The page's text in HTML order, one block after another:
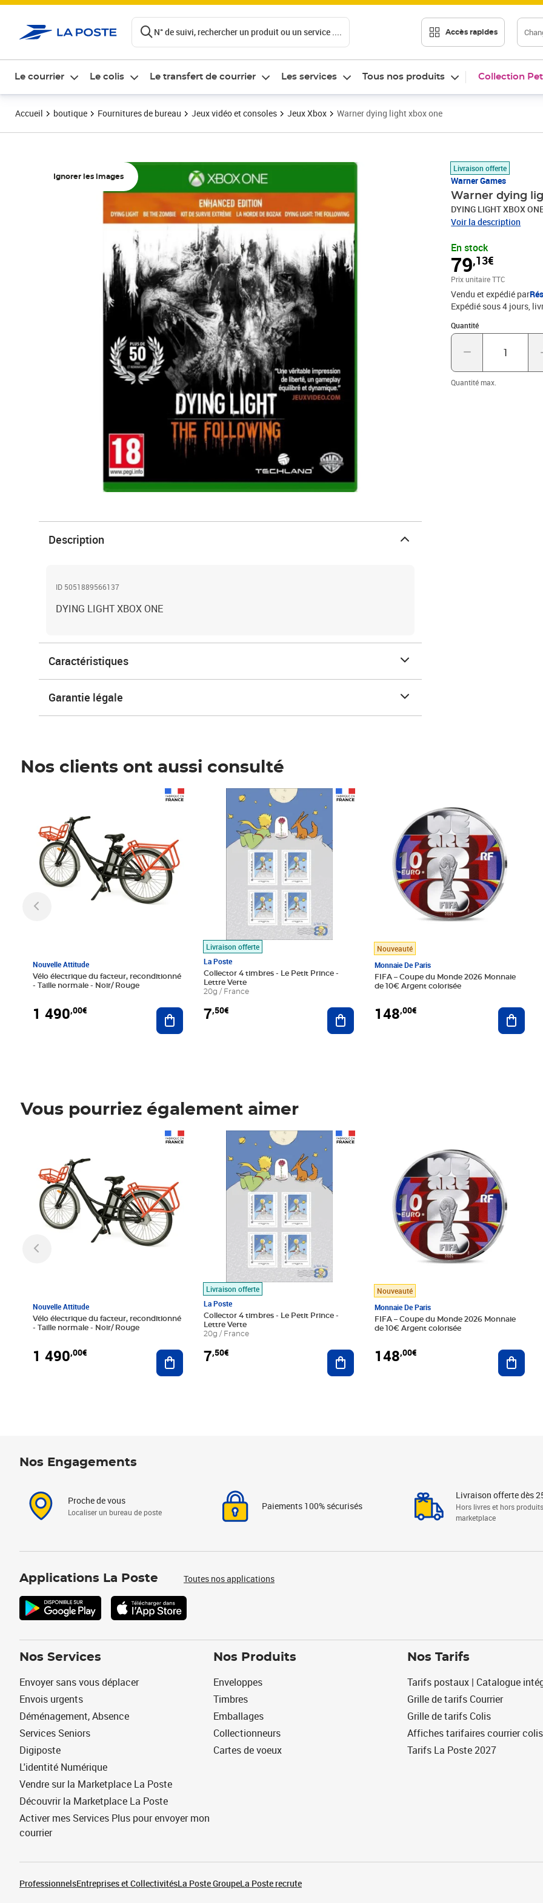
N° de suivi, rechercher un produit ou un service .... Accès rapides
Le courrier Le colis Le transfert de courrier Les services Tous nos produits Collection
Accueil boutique Fournitures de bureau Jeux vidéo et consoles Jeux Xbox Warner dying light xbox one
Ignorer les images
Livraison offerte
Warner Games
Warner dying
DYING LIGHT XBOX
Voir la description
En stock
79,13€
Prix 79,13€
Prix unitaire TTC
Vendu et expédié par
Expédié sous 4 jours
Quantité
Quantité : 1
Quantité max.
Description
ID 5051889566137
DYING LIGHT XBOX ONE
Caractéristiques
Garantie légale
Nos clients ont aussi consulté
Nouvelle Attitude
Vélo électrique du facteur, reconditionné
- Taille normale - Noir/ Rouge
1 490,00€ Ajouter au panier
Livraison offerte
La Poste
Collector 4 timbres - Le Petit Prince -
Lettre Verte
20g / France
7,50€
Prix 7,50€
Ajouter au panier
Nouveauté
Monnaie De Paris
FIFA – Coupe du Monde 2026 Monnaie
de 10€ Argent colorisée
148,00€
Vous pourriez également aimer
Nouvelle Attitude
Vélo électrique du facteur, reconditionné
- Taille normale - Noir/ Rouge
1 490,00€ Ajouter au panier
Livraison offerte
La Poste
Collector 4 timbres - Le Petit Prince -
Lettre Verte
20g / France
7,50€
Prix 7,50€
Ajouter au panier
Nouveauté
Monnaie De Paris
FIFA – Coupe du Monde 2026 Monnaie
de 10€ Argent colorisée
148,00€
Nos Engagements
Proche de vous
Localiser un bureau de poste
Paiements 100% sécurisés
Livraison offerte dès
Hors livres et hors produits
marketplace
Applications La Poste Toutes nos applications
Nos Services
Envoyer sans vous déplacer
Envois urgents
Déménagement, Absence
Services Seniors
Digiposte
L'identité Numérique
Vendre sur la Marketplace La Poste
Découvrir la Marketplace La Poste
Activer mes Services Plus pour envoyer mon
courrier
Nos Produits
Enveloppes
Timbres
Emballages
Collectionneurs
Cartes de voeux
Nos Tarifs
Tarifs postaux | Catalogue
Grille de tarifs Courrier
Grille de tarifs Colis
Affiches tarifaires courrier colis
Tarifs La Poste 2027
ProfessionnelsEntreprises et CollectivitésLa Poste GroupeLa Poste recrute